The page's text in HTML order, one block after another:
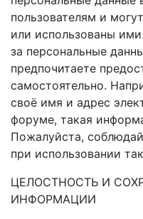
пользователям и
или использованы
за персональные
предпочитаете
самостоятельно.
своё имя и адрес
форуме, такая
Пожалуйста,
при использовании
ЦЕЛОСТНОСТЬ И
ИНФОРМАЦИИ